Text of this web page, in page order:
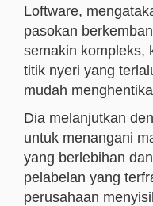
Loftware,
pasokan
semakin kompleks,
titik nyeri yang
mudah
Dia melanjutkan
untuk menangani
yang berlebihan
pelabelan yang
perusahaan